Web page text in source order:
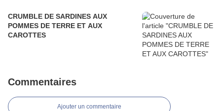
CRUMBLE DE SARDINES AUX
POMMES DE TERRE ET AUX
CAROTTES
Commentaires
Ajouter un commentaire